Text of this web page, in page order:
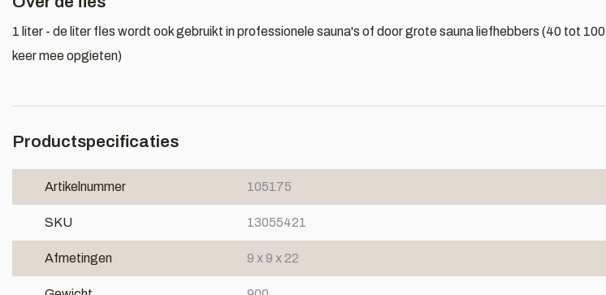
1 liter - de liter fles wordt ook gebruikt in professionele sauna's of door grote sauna liefhebbers (40 tot 100
keer mee opgieten)
Productspecificaties
Artikelnummer 105175
SKU 13055421
Afmetingen 9 x 9 x 22